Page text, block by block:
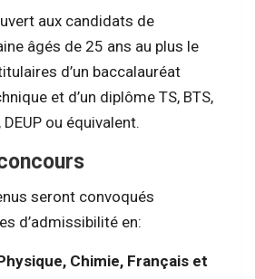
aux candidats de
âgés de 25 ans au plus le
d’un baccalauréat
et d’un diplôme TS, BTS,
DEUP ou équivalent.
seront convoqués
d’admissibilité en:
Chimie, Français et